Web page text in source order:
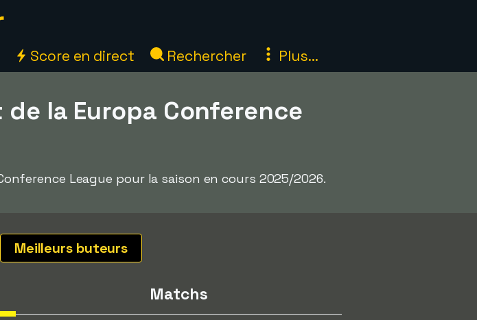
Score en direct Rechercher Plus...
la Europa Conference
League pour la saison en cours 2025/2026.
Meilleurs buteurs
Matchs